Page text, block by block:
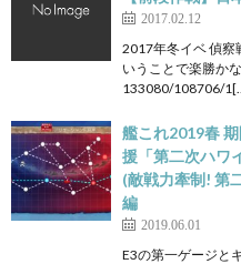
2017.02.12
2017年冬イベ 偵察
いうことで楽勝か
133080/108706/
艦これ2019春
援「第二次ハワ
(敵戦力牽制! 第
編
2019.06.01
E3の第一ゲージと